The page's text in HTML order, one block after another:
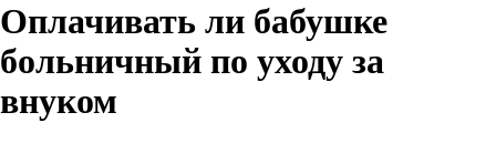
Оплачивать ли бабушке
больничный по уходу за
внуком